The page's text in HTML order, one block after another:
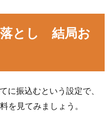
落とし 結局お
に振込むという設定で、
を見てみましょう。